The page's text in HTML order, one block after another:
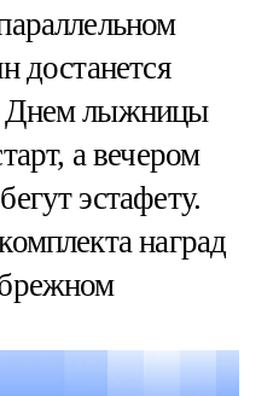
достанется
Днем лыжницы
а вечером
эстафету.
наград